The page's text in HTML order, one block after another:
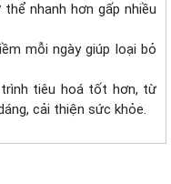
nhanh hơn gấp nhiều
mỗi ngày giúp loại bỏ
tiêu hoá tốt hơn, từ
cải thiện sức khỏe.